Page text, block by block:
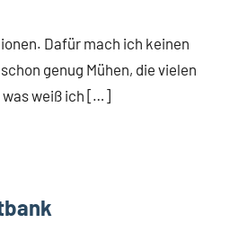
Dafür mach ich keinen
genug Mühen, die vielen
was weiß ich […]